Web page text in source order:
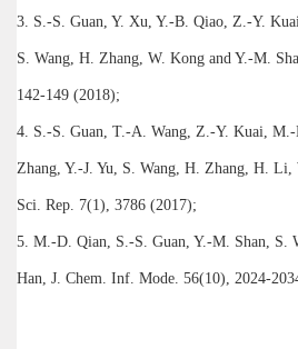
3. S.-S. Guan, Y. Xu, Y.-B. Qiao, Z.-Y.
S. Wang, H. Zhang, W. Kong and Y.-M.
142-149 (2018);
4. S.-S. Guan, T.-A. Wang, Z.-Y. Kuai,
Zhang, Y.-J. Yu, S. Wang, H. Zhang, H. Li,
Sci. Rep. 7(1), 3786 (2017);
5. M.-D. Qian, S.-S. Guan, Y.-M. Shan, S.
Han, J. Chem. Inf. Mode. 56(10), 2024-